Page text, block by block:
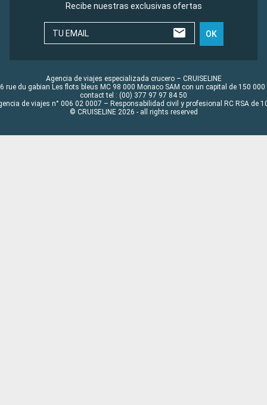
Recibe nuestras exclusivas ofertas
TU EMAIL OK
Agencia de viajes especializada crucero – CRUISELINE
rue du gabian Les flots bleus MC 98 000 Monaco SAM con un capital de 150 000
contact tel : (00) 377 97 97 84 50
de viajes n° 006 02 0007 – Responsabilidad civil y profesional RC RSA de
© CRUISELINE 2026 - all rights reserved